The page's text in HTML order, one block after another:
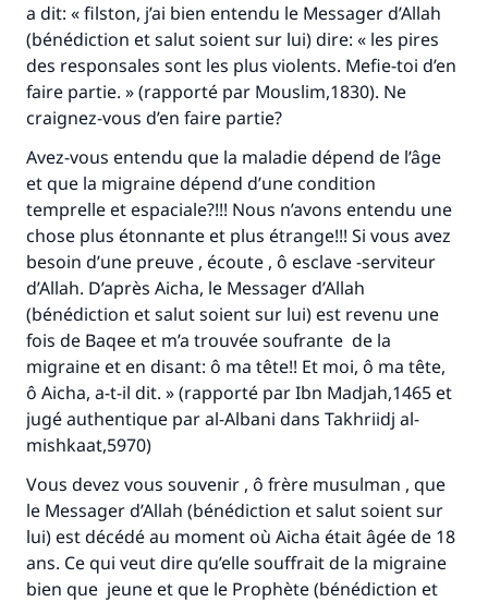
a dit: « filston, j’ai bien entendu le Messager d’Allah
(bénédiction et salut soient sur lui) dire: « les pires
des responsales sont les plus violents. Mefie-toi d’en
faire partie. » (rapporté par Mouslim,1830). Ne
craignez-vous d’en faire partie?
Avez-vous entendu que la maladie dépend de l’âge
et que la migraine dépend d’une condition
temprelle et espaciale?!!! Nous n’avons entendu une
chose plus étonnante et plus étrange!!! Si vous avez
besoin d’une preuve , écoute , ô esclave -serviteur
d’Allah. D’après Aicha, le Messager d’Allah
(bénédiction et salut soient sur lui) est revenu une
fois de Baqee et m’a trouvée soufrante de la
migraine et en disant: ô ma tête!! Et moi, ô ma tête,
ô Aicha, a-t-il dit. » (rapporté par Ibn Madjah,1465 et
jugé authentique par al-Albani dans Takhriidj al-
mishkaat,5970)
Vous devez vous souvenir , ô frère musulman , que
le Messager d’Allah (bénédiction et salut soient sur
lui) est décédé au moment où Aicha était âgée de 18
ans. Ce qui veut dire qu’elle souffrait de la migraine
bien que jeune et que le Prophète (bénédiction et